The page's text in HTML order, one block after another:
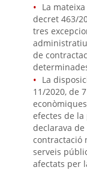
La
decret 463/
tres
de
La
11/2020, de
efectes de la
declarava de
contractació
serveis
afectats per